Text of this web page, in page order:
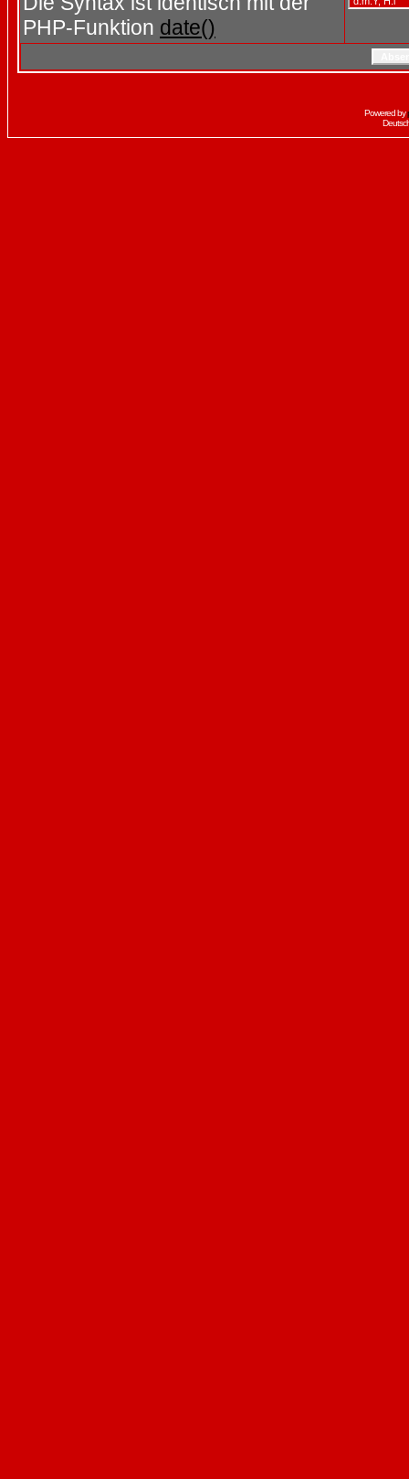
PHP-Funktion date()
Powered by